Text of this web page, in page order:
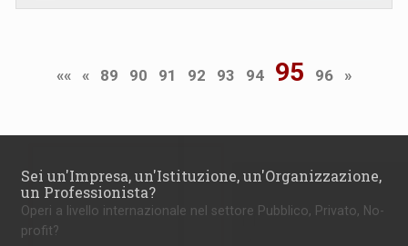
«« « 89 90 91 92 93 94 95 96 »
Sei un'Impresa, un'Istituzione, un'Organizzazione,
un Professionista?
Operi a livello internazionale nel settore Pubblico, Privato, No-
profit?